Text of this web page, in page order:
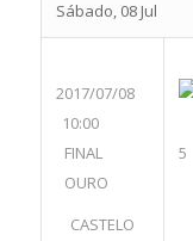
Sábado, 08 Jul
2017/07/08
10:00
FINAL
OURO
CASTELO
5